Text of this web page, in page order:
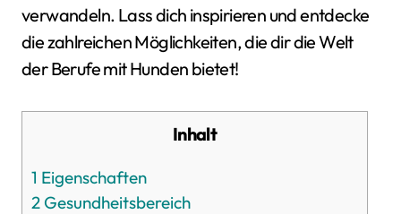
verwandeln. Lass dich inspirieren und entdecke
die zahlreichen Möglichkeiten, die dir die Welt
der Berufe mit Hunden bietet!
Inhalt
1 Eigenschaften
2 Gesundheitsbereich